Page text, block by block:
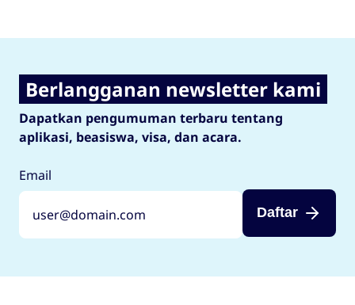
Berlangganan newsletter kami
Dapatkan pengumuman terbaru tentang
aplikasi, beasiswa, visa, dan acara.
Email
Daftar